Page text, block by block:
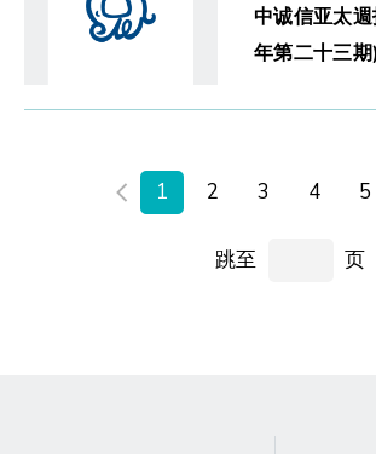
中诚信亚太
年第二十三期)
1 2 3 4 5
跳至 页